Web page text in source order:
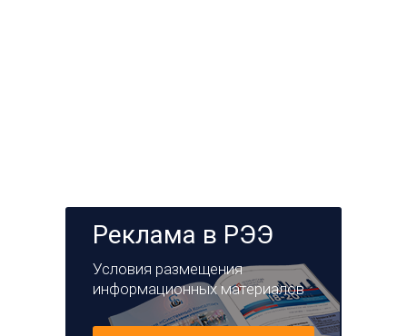
Реклама в РЭЭ
Условия размещения
информационных материалов